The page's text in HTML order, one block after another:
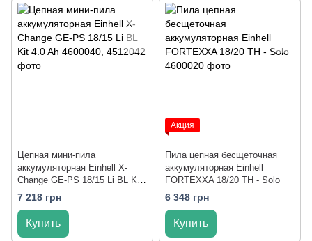
Цепная мини-пила
аккумуляторная Einhell X-
Change GE-PS 18/15 Li BL Kit
4.0 Ah
7 218 грн
Купить
Акция
Пила цепная бесщеточная
аккумуляторная Einhell
FORTEXXA 18/20 TH - Solo
6 348 грн
Купить